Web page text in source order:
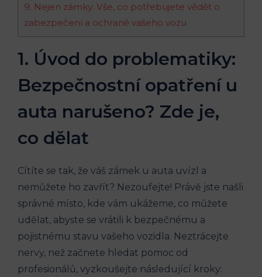
9. Nejen zámky: Vše, ​co ‍potřebujete ⁣vědět o
zabezpečení‍ a ochraně vašeho vozu
1. Úvod do problematiky:
Bezpečnostní opatření u
auta narušeno? Zde je,
co dělat
Cítíte se‍ tak, že váš zámek u auta uvízl a⁤
nemůžete ho zavřít? Nezoufejte! Právě jste‌ našli
správné místo,⁤ kde vám ukážeme, co můžete
udělat, abyste se vrátili k ⁤bezpečnému a
pojistnému stavu ‌vašeho‌ vozidla. Neztrácejte
nervy, než začnete hledat pomoc‌ od
profesionálů, vyzkoušejte následující​ kroky: